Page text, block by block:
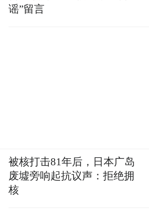
谣”留言
被核打击81年后，日本广岛
废墟旁响起抗议声：拒绝拥
核